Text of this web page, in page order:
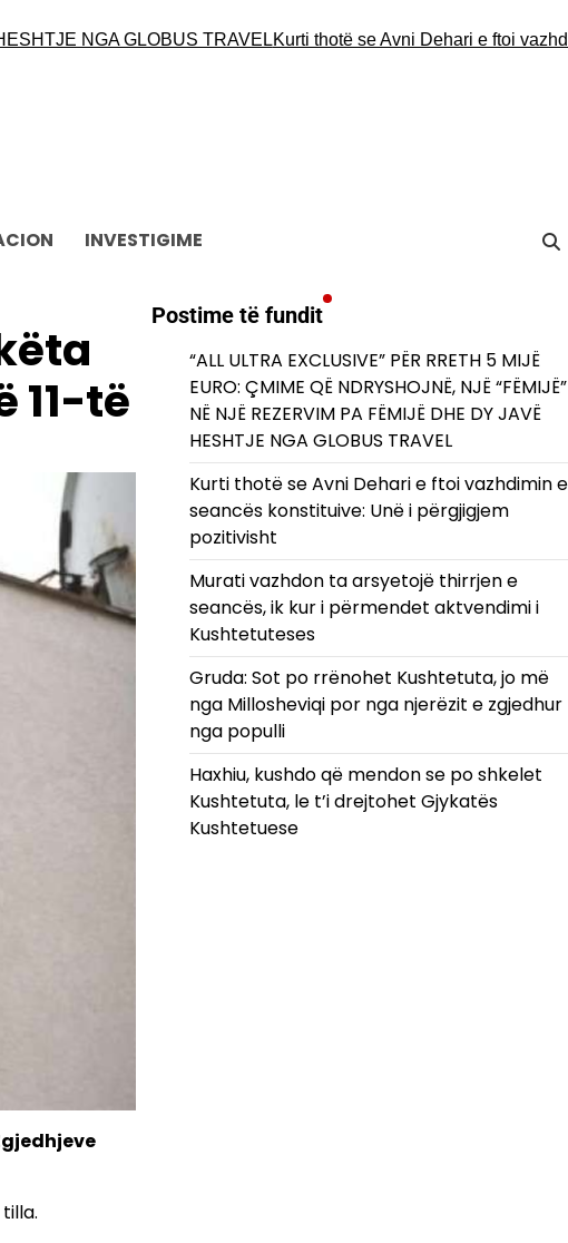
NGA GLOBUS TRAVELKurti thotë se Avni Dehari e ftoi
INVESTIGIME
11-të
Postime të fundit
“ALL ULTRA EXCLUSIVE” PËR RRETH 5 MIJË
EURO: ÇMIME QË NDRYSHOJNË, NJË “FËMIJË”
NË NJË REZERVIM PA FËMIJË DHE DY JAVË
HESHTJE NGA GLOBUS TRAVEL
Kurti thotë se Avni Dehari e ftoi vazhdimin e
seancës konstituive: Unë i përgjigjem
pozitivisht
Murati vazhdon ta arsyetojë thirrjen e
seancës, ik kur i përmendet aktvendimi i
Kushtetuteses
Gruda: Sot po rrënohet Kushtetuta, jo më
nga Millosheviqi por nga njerëzit e zgjedhur
nga populli
Haxhiu, kushdo që mendon se po shkelet
Kushtetuta, le t’i drejtohet Gjykatës
Kushtetuese